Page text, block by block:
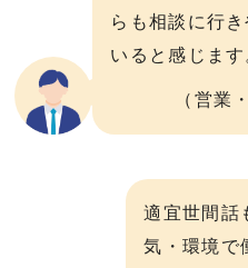
らも相談に行
いると感じます
（営業
適宜世間話
気・環境で